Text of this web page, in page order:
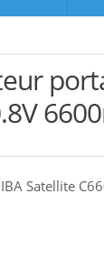
Satellite